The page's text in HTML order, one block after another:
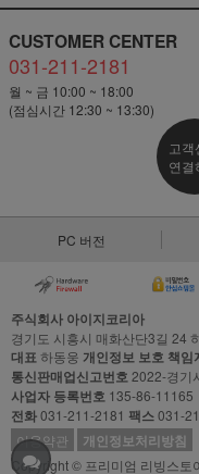
CUSTOMER CENTER
031-211-2181
월 ~ 금 10:00 ~ 18:00
(점심시간 12:30 ~ 13:30)
고객
연결
PC 버전
주식회사 아이지코리아
경기도 시흥시 매화산단3길 24
대표하동웅 개인정보 보호 책임
통신판매업신고번호2022-경기
사업자 등록번호 135-86-11165
전화031-211-2181 팩스031-
이용약관
개인정보처리방침
Copyright © 프리미엄 리빙스토